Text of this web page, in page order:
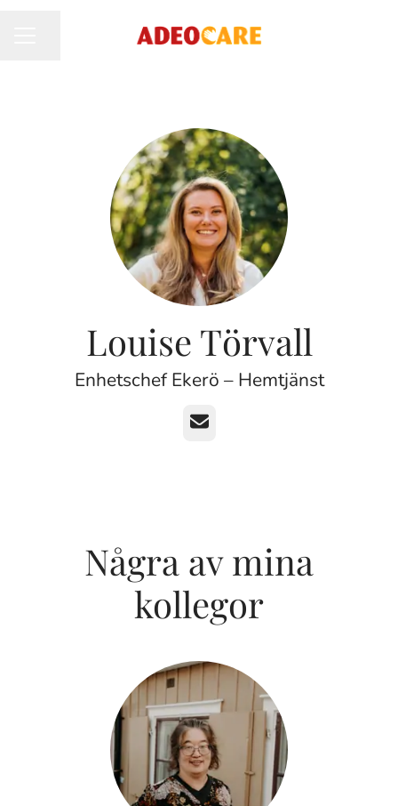
Louise Törvall
Enhetschef Ekerö – Hemtjänst
E-post
Några av mina
kollegor